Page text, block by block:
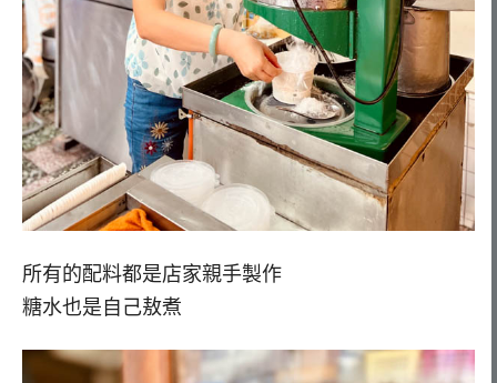
所有的配料都是店家親手製作
糖水也是自己敖煮